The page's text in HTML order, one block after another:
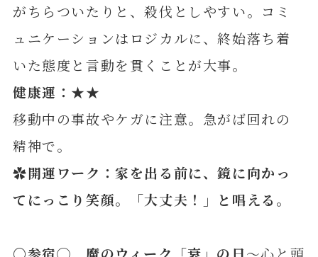
がちらついたりと、殺伐としやすい。コミ
ュニケーションはロジカルに、終始落ち着
いた態度と言動を貫くことが大事。
健康運：★★
移動中の事故やケガに注意。急がば回れの
精神で。
✿開運ワーク：家を出る前に、鏡に向かっ
てにっこり笑顔。「大丈夫！」と唱える 。
〇参宿◯ 魔のウィーク「衰」の日～心と頭